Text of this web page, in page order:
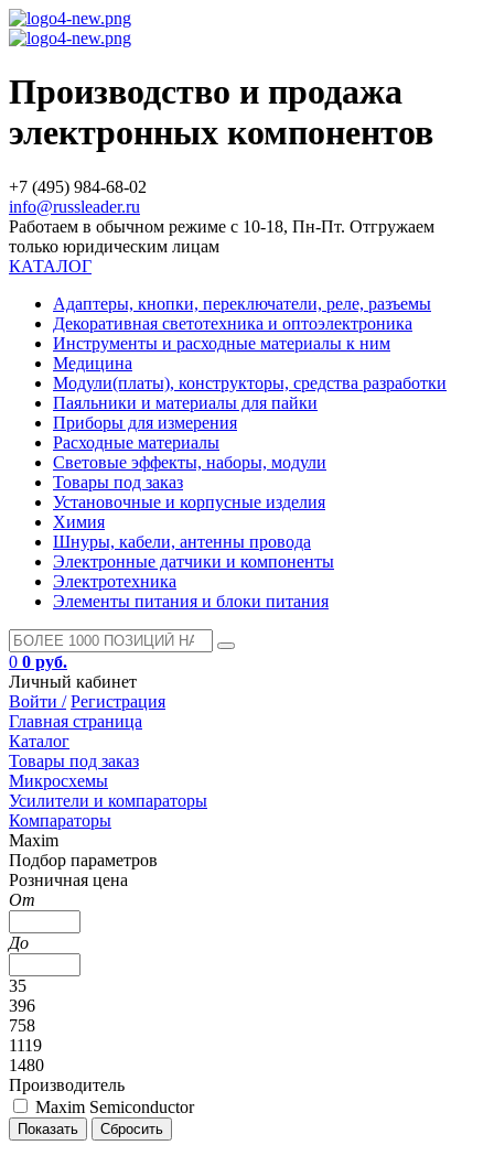
Производство и продажа
электронных компонентов
+7 (495) 984-68-02
info@russleader.ru
Работаем в обычном режиме с 10-18, Пн-Пт. Отгружаем
только юридическим лицам
КАТАЛОГ
Адаптеры, кнопки, переключатели, реле, разъемы
Декоративная светотехника и оптоэлектроника
Инструменты и расходные материалы к ним
Медицина
Модули(платы), конструкторы, средства разработки
Паяльники и материалы для пайки
Приборы для измерения
Расходные материалы
Световые эффекты, наборы, модули
Товары под заказ
Установочные и корпусные изделия
Химия
Шнуры, кабели, антенны провода
Электронные датчики и компоненты
Электротехника
Элементы питания и блоки питания
0 0 руб.
Личный кабинет
Войти / Регистрация
Главная страница
Каталог
Товары под заказ
Микросхемы
Усилители и компараторы
Компараторы
Maxim
Подбор параметров
Розничная цена
От
До
35
396
758
1119
1480
Производитель
Maxim Semiconductor